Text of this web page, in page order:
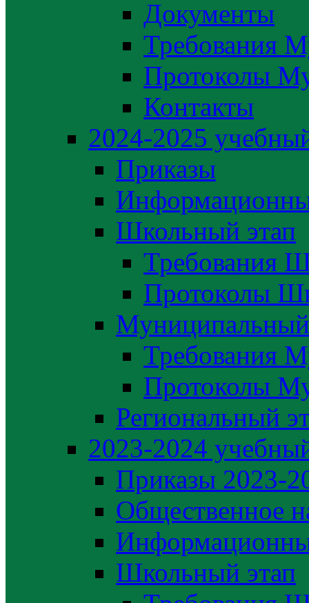
Документы
Требования
Протоколы
Контакты
2024-2025
Приказы
Школьный этап
Требования
Протоколы
Муниципальный
Требования
Протоколы
Региональный
2023-2024
Приказы 2023-
Общественное
Школьный этап